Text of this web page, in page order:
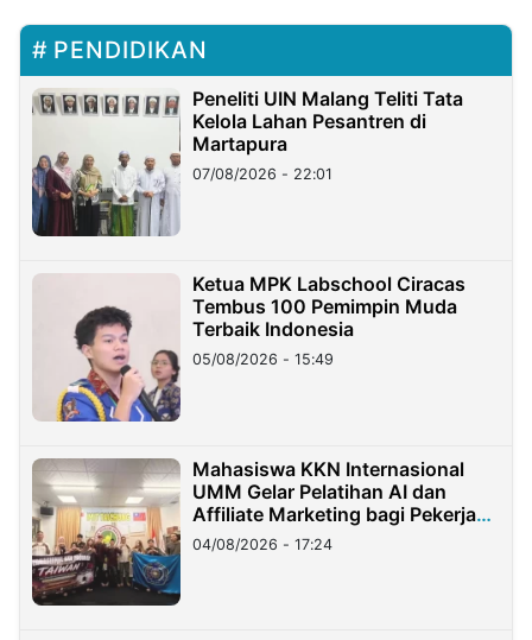
PENDIDIKAN
Peneliti UIN Malang Teliti Tata
Kelola Lahan Pesantren di
Martapura
07/08/2026 - 22:01
Ketua MPK Labschool Ciracas
Tembus 100 Pemimpin Muda
Terbaik Indonesia
05/08/2026 - 15:49
Mahasiswa KKN Internasional
UMM Gelar Pelatihan AI dan
Affiliate Marketing bagi Pekerja
Migran Indonesia di Taiwan
04/08/2026 - 17:24